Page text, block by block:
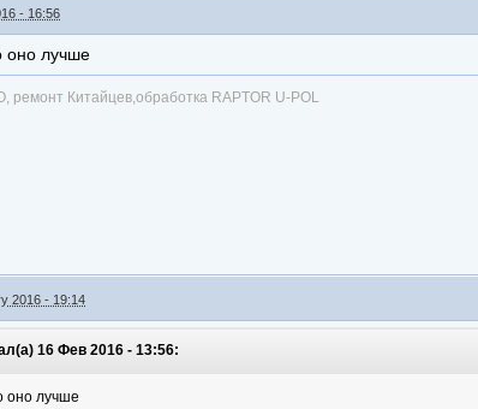
- 16:56
оно лучше
ремонт Китайцев,обработка RAPTOR U-POL
2016 - 19:14
16 Фев 2016 - 13:56:
оно лучше